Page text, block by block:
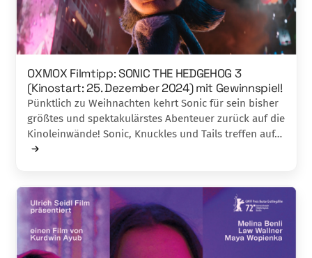
OXMOX Filmtipp: SONIC THE HEDGEHOG 3
(Kinostart: 25. Dezember 2024) mit Gewinnspiel!
Pünktlich zu Weihnachten kehrt Sonic für sein bisher
größtes und spektakulärstes Abenteuer zurück auf die
Kinoleinwände! Sonic, Knuckles und Tails treffen auf…